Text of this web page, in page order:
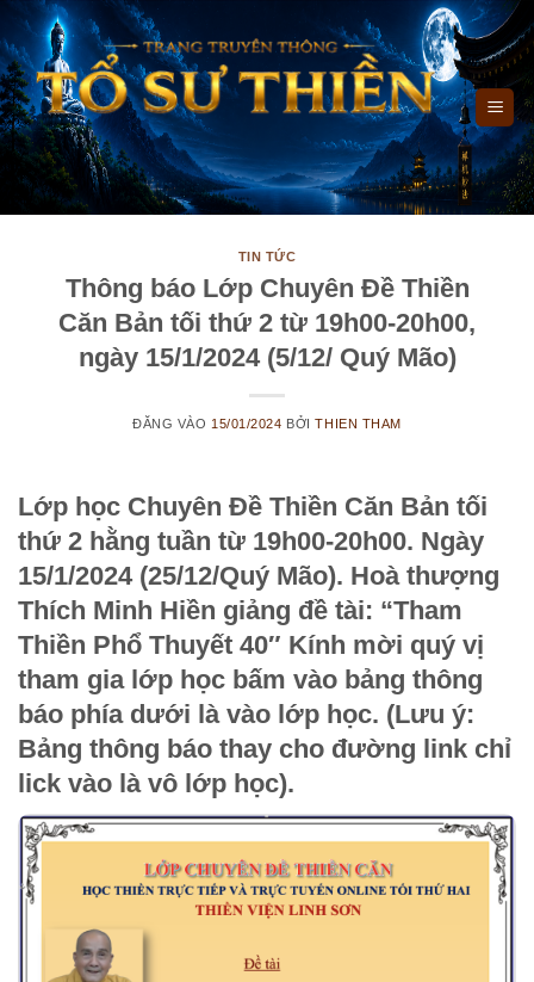
qua
nội
dung
TIN TỨC
Thông báo Lớp Chuyên Đề Thiền
Căn Bản tối thứ 2 từ 19h00-20h00,
ngày 15/1/2024 (5/12/ Quý Mão)
ĐĂNG VÀO 15/01/2024 BỞITHIEN THAM
Lớp học Chuyên Đề Thiền Căn Bản tối
thứ 2 hằng tuần từ 19h00-20h00. Ngày
15/1/2024 (25/12/Quý Mão). Hoà thượng
Thích Minh Hiền giảng đề tài: “Tham
Thiền Phổ Thuyết 40″ Kính mời quý vị
tham gia lớp học bấm vào bảng thông
báo phía dưới là vào lớp học. (Lưu ý:
Bảng thông báo thay cho đường link chỉ
lick vào là vô lớp học).